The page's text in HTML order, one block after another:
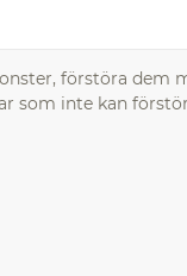
förstöra dem
som inte kan